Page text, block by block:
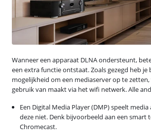
Wanneer een apparaat DLNA ondersteunt,
een extra functie ontstaat. Zoals gezegd heb je
mogelijkheid om een mediaserver op te zetten,
gebruik van maakt via het wifi netwerk. Alle
Een Digital Media Player (DMP) speelt
deze niet. Denk bijvoorbeeld aan een smart
Chromecast.